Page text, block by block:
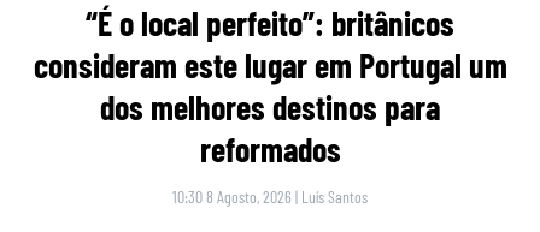
“É o local perfeito”: britânicos
consideram este lugar em Portugal um
dos melhores destinos para
reformados
10:30 8 Agosto, 2026 | Luís Santos